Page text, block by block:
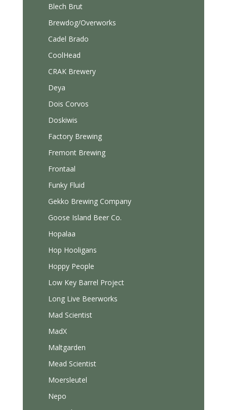
Blech Brut
Brewdog/Overworks
Cadel Brado
CoolHead
CRAK Brewery
Deya
Dois Corvos
Doskiwis
Factory Brewing
Fremont Brewing
Frontaal
Funky Fluid
Gekko Brewing Company
Goose Island Beer Co.
Hopalaa
Hop Hooligans
Hoppy People
Low Key Barrel Project
Long Live Beerworks
Mad Scientist
MadX
Maltgarden
Mead Scientist
Moersleutel
Nepo